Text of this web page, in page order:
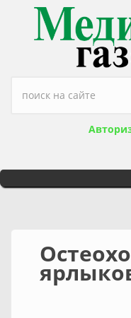
Перейти к основному
Форма поиска